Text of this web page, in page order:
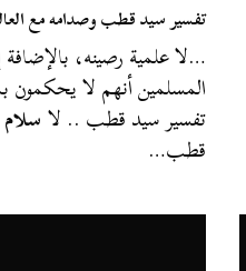
تفسير سيد قطب وصدامه مع
…لا علمية رصينه،
المسلمين أنهم لا يحكمون
تفسير سيد قطب .. لاسلام
قطب…